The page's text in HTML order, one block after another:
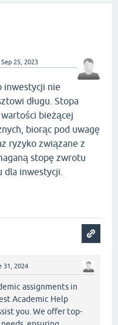
Sep 25, 2023
inwestycji nie
długu. Stopa
bieżącej
biorąc pod uwagę
ryzyko związane z
stopę zwrotu
dla inwestycji.
31, 2024
assignments in
Academic Help
you. We offer top-